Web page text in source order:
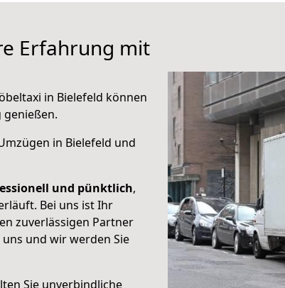
Erfahrung mit
in Bielefeld können
genießen.
in Bielefeld und
und pünktlich,
Bei uns ist Ihr
zuverlässigen Partner
und wir werden Sie
Sie unverbindliche